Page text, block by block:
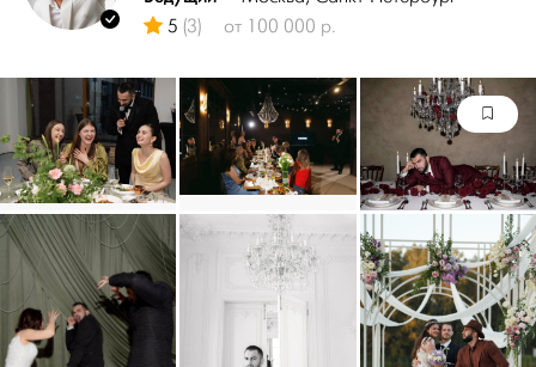
5 (3) от 100 000 р.